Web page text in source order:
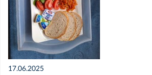
17.06.2025